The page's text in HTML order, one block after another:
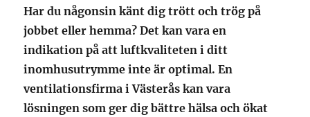
Har du någonsin känt dig trött och trög på
jobbet eller hemma? Det kan vara en
indikation på att luftkvaliteten i ditt
inomhusutrymme inte är optimal. En
ventilationsfirma i Västerås kan vara
lösningen som ger dig bättre hälsa och ökat